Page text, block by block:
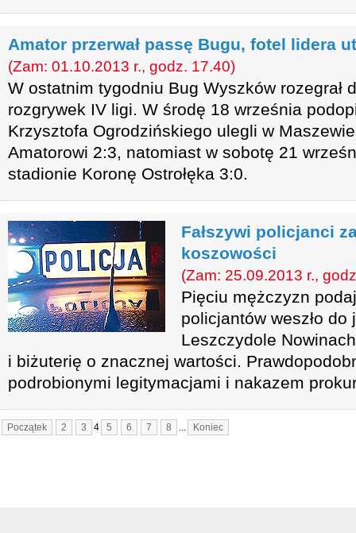
Amator przerwał passę Bugu, fotel lidera
(Zam: 01.10.2013 r., godz. 17.40)
W ostatnim tygodniu Bug Wyszków rozegrał
rozgrywek IV ligi. W środę 18 września
Krzysztofa Ogrodzińskiego ulegli w
Amatorowi 2:3, natomiast w sobotę 21
stadionie Koronę Ostrołęka 3:0.
Fałszywi policjanci
koszowości
(Zam: 25.09.2013 r.,
Pięciu mężczyzn
policjantów weszło
Leszczydole
i biżuterię o znacznej wartości.
podrobionymi legitymacjami i nakazem
Początek 2 3 4 5 6 7 8 ... Koniec